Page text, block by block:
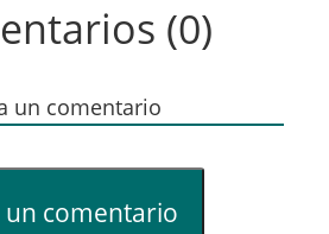
(0)
un comentario
un comentario